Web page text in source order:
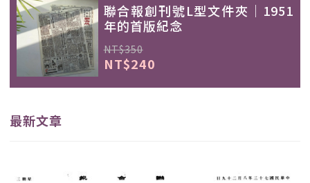
聯合報創刊號L型文件夾｜1951
年的首版紀念
NT$350
NT$240
最新文章